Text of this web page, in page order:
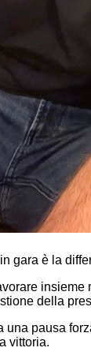
gara è la
insieme
della
una pausa
vittoria.